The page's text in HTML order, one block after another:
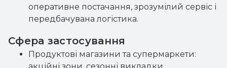
оперативне постачання, зрозумілий сервіс і
передбачувана логістика.
Сфера застосування
Продуктові магазини та супермаркети: